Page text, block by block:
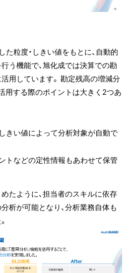
た粒度・しきい値をもとに、自動的
う機能で、旭化成では決算での勘
用しています。 勘定残高の増減分
用する際のポイントは大きく2つあ
きい値によって分析対象が自動で
トなどの定性情報もあわせて保管
たように、担当者のスキルに依存
析が可能となり、分析業務自体も